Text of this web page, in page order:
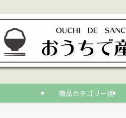
商品カテゴリー別